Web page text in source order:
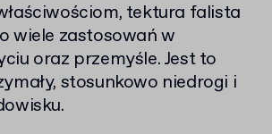
tektura falista
wiele zastosowań w
oraz przemyśle. Jest to
stosunkowo niedrogi i